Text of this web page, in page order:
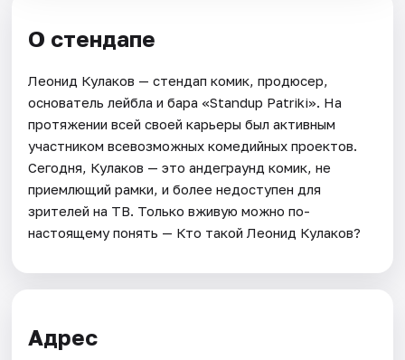
О стендапе
Леонид Кулаков — стендап комик, продюсер,
основатель лейбла и бара «Standup Patriki». На
протяжении всей своей карьеры был активным
участником всевозможных комедийных проектов.
Сегодня, Кулаков — это андеграунд комик, не
приемлющий рамки, и более недоступен для
зрителей на ТВ. Только вживую можно по-
настоящему понять — Кто такой Леонид Кулаков?
Адрес